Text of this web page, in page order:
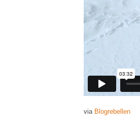
via Blogrebellen